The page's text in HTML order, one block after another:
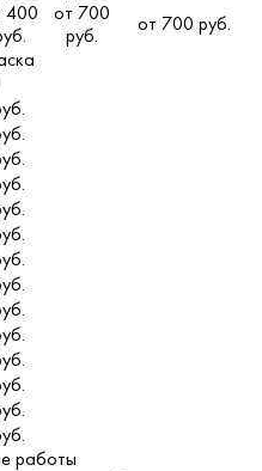
400
от 700
руб.
от 700 руб.
работы